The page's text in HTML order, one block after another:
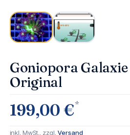
Goniopora
Original
199,00 €*
inkl. MwSt., zzgl. Versand